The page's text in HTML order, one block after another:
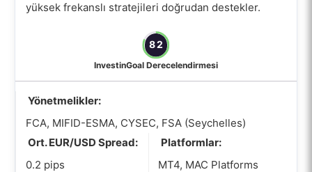
yüksek frekanslı stratejileri doğrudan destekler.
82
InvestinGoal Derecelendirmesi
Yönetmelikler:
FCA, MIFID-ESMA, CYSEC, FSA (Seychelles)
Ort. EUR/USD Spread:
0.2 pips
Platformlar:
MT4, MAC Platforms